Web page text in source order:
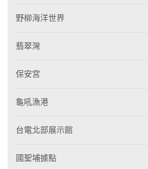
野柳海洋世界
翡翠灣
保安宮
龜吼漁港
台電北部展示館
國聖埔據點